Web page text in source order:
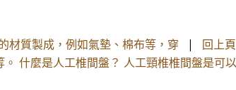
材質製成，例如氣墊、棉布等，穿 | 回上頁
什麼是人工椎間盤？ 人工頸椎椎間盤是可